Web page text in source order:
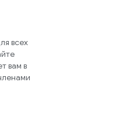
всех
вам в